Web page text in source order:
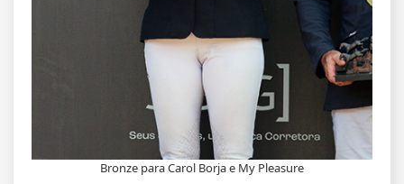
Bronze para Carol Borja e My Pleasure